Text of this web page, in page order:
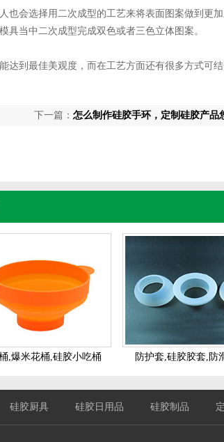
也会选择用二次成型的工艺来将表面图案做到更
当中二次成型完成双色或者三色立体图案。
达到最佳美观度，而在工艺方面还有很多方式可
下一篇： 怎么制作硅胶手环，定制硅胶产品
,爆米花桶,硅胶小吃桶 防护套,硅胶胶套,防
硅胶厨具 硅胶日用品 硅胶制品